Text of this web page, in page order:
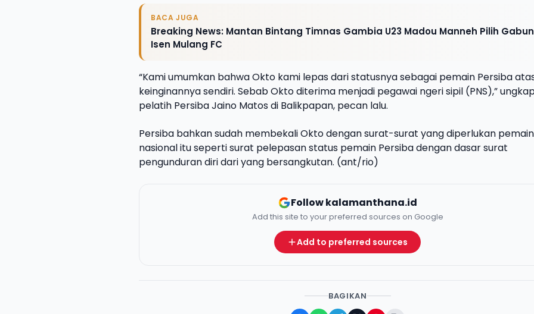
BACA JUGA
Breaking News: Mantan Bintang Timnas Gambia U23 Madou Manneh Pilih
Isen Mulang FC
“Kami umumkan bahwa Okto kami lepas dari statusnya sebagai pemain Persiba
keinginannya sendiri. Sebab Okto diterima menjadi pegawai ngeri sipil (PNS),”
pelatih Persiba Jaino Matos di Balikpapan, pecan lalu.
Persiba bahkan sudah membekali Okto dengan surat-surat yang diperlukan
nasional itu seperti surat pelepasan status pemain Persiba dengan dasar surat
pengunduran diri dari yang bersangkutan. (ant/rio)
Follow kalamanthana.id
Add this site to your preferred sources on Google
Add to preferred sources
BAGIKAN